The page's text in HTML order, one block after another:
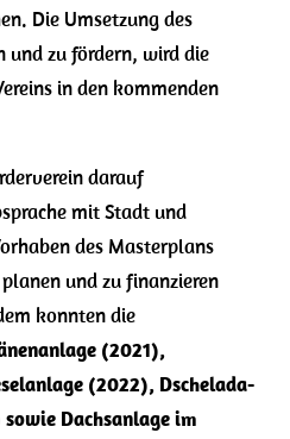
Die Umsetzung des
und zu fördern, wird die
in den kommenden
darauf
mit Stadt und
des Masterplans
und zu finanzieren
konnten die
(2021),
(2022), Dschelada-
Dachsanlage im